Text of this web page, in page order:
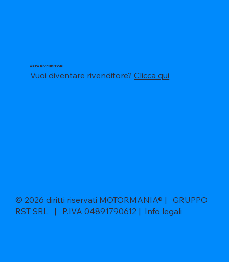
AREA RIVENDITORI
Vuoi diventare rivenditore?Clicca qui
© 2026 diritti riservati MOTORMANIA® | GRUPPO
RST SRL | P.IVA 04891790612 | Info legali